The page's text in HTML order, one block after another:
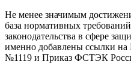
Не менее значимым
база нормативных
законодательства в сфере
именно добавлены ссылки на
№1119 и Приказ ФСТЭК